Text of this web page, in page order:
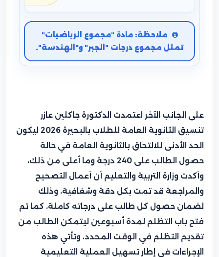
ملاحظة: مادة "مجموع الرياضيات"
تمثل مجموع درجات "الجبر" و"الهندسة".
على الجانب الآخر اعتمدت الدكتورة جاكلين عازر
تنسيق الثانوية العامة للطلاب بالبحيرة 2026 ليكون
الحد الأدنى للالتحاق بالثانوية العامة في حالة
حصول الطالب على 240 درجة وما أعلى من ذلك،
وأكدت وزارة التربية والتعليم أن أعمال التصحيح
والمراجعة قد تمت بكل دقة وشفافية، وذلك
لضمان حصول كل طالب على درجاته كاملة، كما تم
فتح باب التظلم لمدة أسبوعين ليتمكن الطالب من
تقديم التظلم في الوقت المحدد، وتأتي هذه
الإجراءات في إطار تسهيل العملية التعليمية